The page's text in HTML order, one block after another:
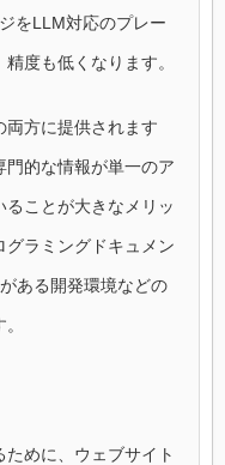
をLLM対応のプレー
度も低くなります。
両方に提供されます
的な情報が単一のア
ことが大きなメリッ
グラミングドキュメン
ある開発環境などの
めに、ウェブサイト